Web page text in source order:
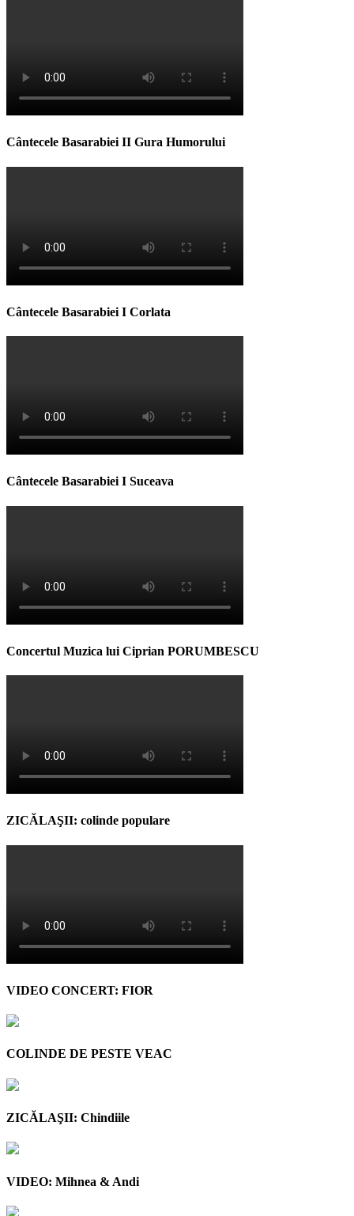
Cântecele Basarabiei II Gura Humorului
Cântecele Basarabiei I Corlata
Cântecele Basarabiei I Suceava
Concertul Muzica lui Ciprian PORUMBESCU
ZICĂLAŞII: colinde populare
VIDEO CONCERT: FIOR
COLINDE DE PESTE VEAC
ZICĂLAŞII: Chindiile
VIDEO: Mihnea & Andi